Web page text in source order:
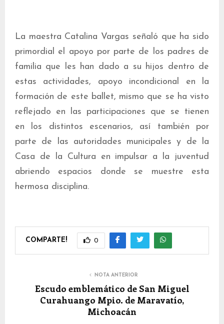
La maestra Catalina Vargas señaló que ha sido
primordial el apoyo por parte de los padres de
familia que les han dado a su hijos dentro de
estas actividades, apoyo incondicional en la
formación de este ballet, mismo que se ha visto
reflejado en las participaciones que se tienen
en los distintos escenarios, así también por
parte de las autoridades municipales y de la
Casa de la Cultura en impulsar a la juventud
abriendo espacios donde se muestre esta
hermosa disciplina.
COMPARTE! 0
NOTA ANTERIOR
Escudo emblemático de San Miguel
Curahuango Mpio. de Maravatío,
Michoacán